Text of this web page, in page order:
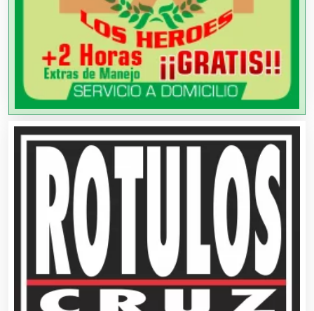
Artículos para Regalos
Artículos Personales
Artículos Publicitarios
Aseguradoras
Asesores Técnicos
Asesoría Fiscal
Asilos